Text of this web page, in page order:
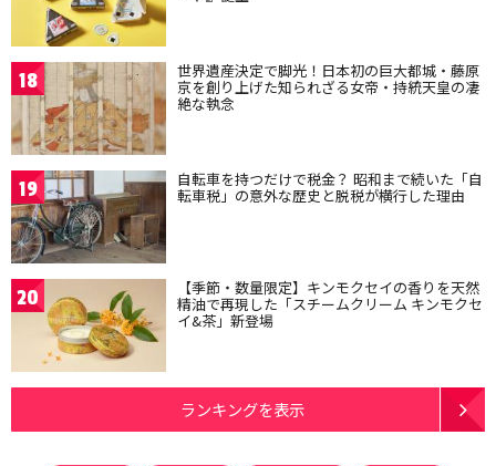
18 世界遺産決定で脚光！日本初の巨大都城・藤原
京を創り上げた知られざる女帝・持統天皇の凄
絶な執念
19 自転車を持つだけで税金？ 昭和まで続いた「自
転車税」の意外な歴史と脱税が横行した理由
20 【季節・数量限定】キンモクセイの香りを天然
精油で再現した「スチームクリーム キンモクセ
イ&茶」新登場
ランキングを表示